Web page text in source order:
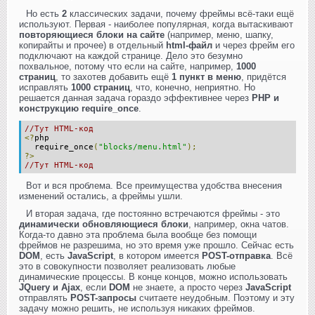
Но есть 2 классических задачи, почему фреймы всё-таки ещё
используют. Первая - наиболее популярная, когда вытаскивают
повторяющиеся блоки на сайте (например, меню, шапку,
копирайты и прочее) в отдельный html-файл и через фрейм его
подключают на каждой странице. Дело это безумно
похвальное, потому что если на сайте, например, 1000
страниц, то захотев добавить ещё 1 пункт в меню, придётся
исправлять 1000 страниц, что, конечно, неприятно. Но
решается данная задача гораздо эффективнее через PHP и
конструкцию require_once.
//Тут HTML-код
<?php
require_once ( "blocks/menu.html" );
?>
//Тут HTML-код
Вот и вся проблема. Все преимущества удобства внесения
изменений остались, а фреймы ушли.
И вторая задача, где постоянно встречаются фреймы - это
динамически обновляющиеся блоки, например, окна чатов.
Когда-то давно эта проблема была вообще без помощи
фреймов не разрешима, но это время уже прошло. Сейчас есть
DOM , есть JavaScript, в котором имеется POST-отправка. Всё
это в совокупности позволяет реализовать любые
динамические процессы. В конце концов, можно использовать
JQuery и Ajax, если DOM не знаете, а просто через JavaScript
отправлять POST-запросы считаете неудобным. Поэтому и эту
задачу можно решить, не используя никаких фреймов.